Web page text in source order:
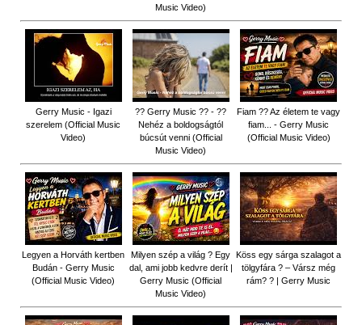
Music Video)
Gerry Music - Igazi
szerelem (Official Music
Video)
?? Gerry Music ?? - ??
Nehéz a boldogságtól
búcsút venni (Official
Music Video)
Fiam ?‍? Az életem te vagy
fiam... - Gerry Music
(Official Music Video)
Legyen a Horváth kertben
Budán - Gerry Music
(Official Music Video)
Milyen szép a világ ? Egy
dal, ami jobb kedvre derít |
Gerry Music (Official
Music Video)
Köss egy sárga szalagot a
tölgyfára ?️ – Vársz még
rám? ? | Gerry Music